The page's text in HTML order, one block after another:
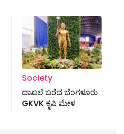
Society
ದಾಖಲೆ ಬರೆದ ಬೆಂಗಳೂರು
GKVK ಕೃಷಿ ಮೇಳ